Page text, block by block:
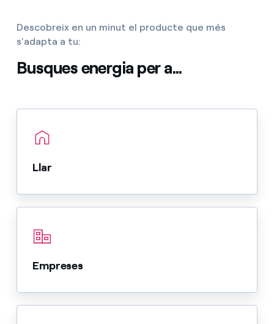
Descobreix en un minut el producte que més
s'adapta a tu:
Busques energia per a...
Llar
Empreses